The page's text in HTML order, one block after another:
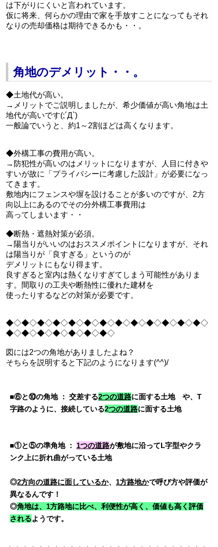
は下がりにくいと言われています。
仮に将来、何らかの理由で家を手放すことになってもそれ
なりの売却価格は期待できるかも・・。
角地のデメリット・・。
◆土地代が高い。
→メリットでご説明しましたが、希少価値が高い角地は土
地代が高いです(;´Д`)
一般論でいうと、約1～2割ほどは高くなります。
◆外構工事の費用が高い。
→防犯性が高いのはメリットになりますが、人目に付きや
すいが故に「プライバシーに考慮した設計」が必要になっ
てきます。
敷地内にフェンスや塀を設けることが多いのですが、2方
向以上にあるのでその分外構工事費用は
高ってしまいます・・
◆断熱・遮熱対策が必須。
→陽当りがいいのはおススメポイントになりますが、それ
は陽当りが「良すぎる」というのが
デメリットにもなり得ます。
良すぎると室内は熱くなりすぎてしまう可能性がありま
す。間取りの工夫や断熱性に優れた建材を
使ったりするなどの対策が必要です。
◆◇◆◇◆◇◆◇◆◇◆◇◆◇◆◇◆◇◆◇◆◇◆◇◆◇
◆◇◆◇◆◇◆◇◆◇◆◇◆◇
図には2つの角地がありましたよね？
そちらを説明すると下記のようになります(^^)/
■⑥と⑩の角地 ： 交差する2つの道路に面する土地
や、T
字路のように、接続している2つの道路に面する土地
■①と⑤の準角地 ： 1つの道路が敷地に沿ってL字型やクラ
ンク上に折れ曲がっている土地
◎2方向の道路に面しているか、 1方路地かで呼び方や評価が
異なるんです！
◎角地は、1方路地に比べ、利便性が高く、価値も高く評価
されるようです。